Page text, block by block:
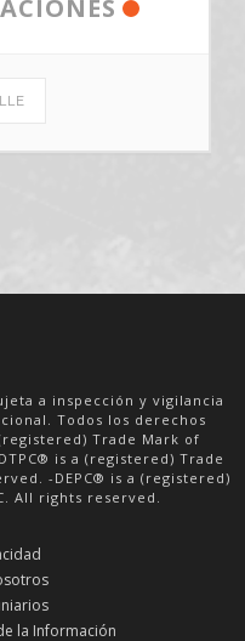
a inspección y vigilancia
Todos los derechos
Trade Mark of
is a (registered) Trade
-DEPC® is a (registered)
All rights reserved.
la Información